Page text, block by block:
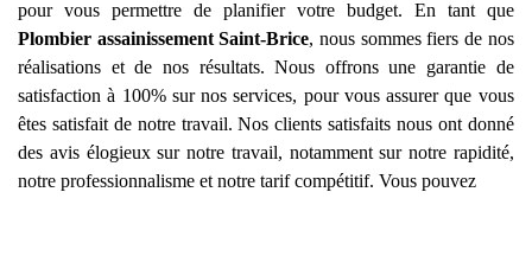
pour vous permettre de planifier votre budget. En tant que
Plombier assainissement Saint-Brice, nous sommes fiers de nos
réalisations et de nos résultats. Nous offrons une garantie de
satisfaction à 100% sur nos services, pour vous assurer que vous
êtes satisfait de notre travail. Nos clients satisfaits nous ont donné
des avis élogieux sur notre travail, notamment sur notre rapidité,
notre professionnalisme et notre tarif compétitif. Vous pouvez